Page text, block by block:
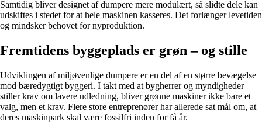
Samtidig bliver designet af dumpere mere modulært, så slidte dele kan
udskiftes i stedet for at hele maskinen kasseres. Det forlænger levetiden
og mindsker behovet for nyproduktion.
Fremtidens byggeplads er grøn – og stille
Udviklingen af miljøvenlige dumpere er en del af en større bevægelse
mod bæredygtigt byggeri. I takt med at bygherrer og myndigheder
stiller krav om lavere udledning, bliver grønne maskiner ikke bare et
valg, men et krav. Flere store entreprenører har allerede sat mål om, at
deres maskinpark skal være fossilfri inden for få år.